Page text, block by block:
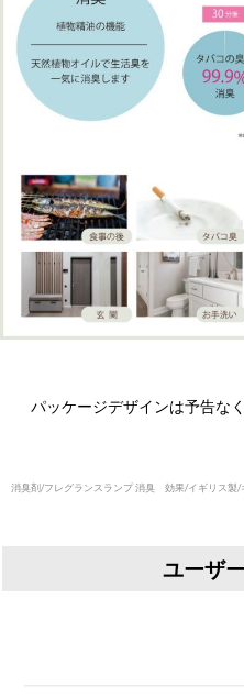
パッケージデザインは予告な
消臭剤/フレグランスランプ 消臭 効果/イギリス
ユーザ